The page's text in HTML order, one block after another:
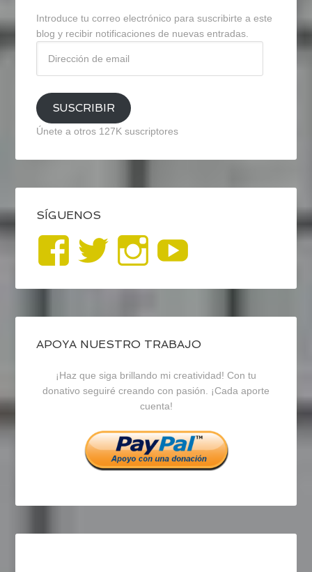
Introduce tu correo electrónico para suscribirte a este
blog y recibir notificaciones de nuevas entradas.
email
SUSCRIBIR
Únete a otros 127K suscriptores
SÍGUENOS
Ver
perfil
de
blogrecursosep
en
Facebook
Ver
perfil
de
recursosep
en
Twitter
Ver
perfil
de
recursosep
en
Instagram
APOYA NUESTRO TRABAJO
¡Haz que siga brillando mi creatividad! Con tu
donativo seguiré creando con pasión. ¡Cada aporte
cuenta!